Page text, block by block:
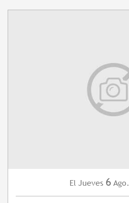
El Jueves 6 Ago.